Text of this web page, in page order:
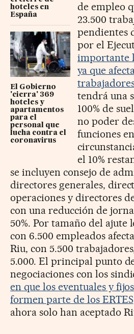
hoteles en
España
El Gobierno
'cierra' 369
hoteles y
apartamentos
para el
personal que
lucha contra el
coronavirus
de empleo
23.500
pendientes
por el
importante
ya que
tendrá una
100% de
no poder
funciones
el 10%
se incluyen consejo de
directores generales,
operaciones y directores
con una reducción de
50%. Por tamaño del ajute
con 6.500 empleados
Riu, con 5.500
5.000. El principal punto
negociaciones con los
en que los eventuales y
formen parte de los ERTES
ahora solo han aceptado